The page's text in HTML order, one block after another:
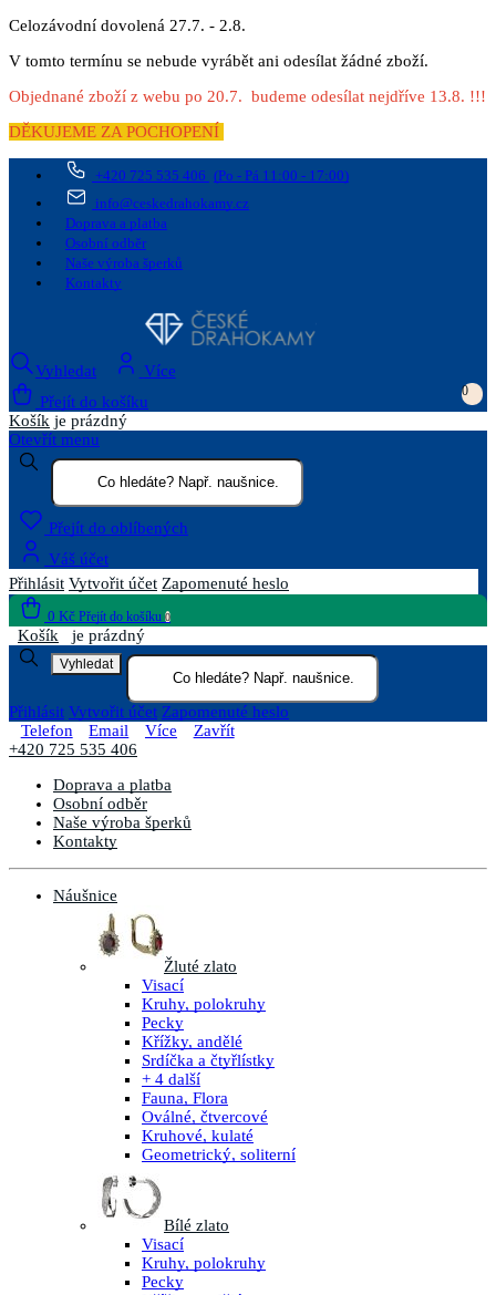
Celozávodní dovolená 27.7. - 2.8.
V tomto termínu se nebude vyrábět ani odesílat žádné zboží.
Objednané zboží z webu po 20.7. budeme odesílat nejdříve 13.8. !!!
DĚKUJEME ZA POCHOPENÍ
+420 725 535 406 (Po - Pá 11:00 - 17:00)
info@ceskedrahokamy.cz
Doprava a platba
Osobní odběr
Naše výroba šperků
Kontakty
Vyhledat
Více
Přejít do košíku
0
Košík je prázdný
Otevřít menu
Přejít do oblíbených
Váš účet
Přihlásit Vytvořit účet Zapomenuté heslo
0 Kč Přejít do košíku 0
Košík je prázdný
Vyhledat
Přihlásit Vytvořit účet Zapomenuté heslo
Telefon
Email Více
Zavřít
+420 725 535 406
Doprava a platba
Osobní odběr
Naše výroba šperků
Kontakty
Náušnice
Žluté zlato
Visací
Kruhy, polokruhy
Pecky
Křížky, andělé
Srdíčka a čtyřlístky
+ 4 další
Fauna, Flora
Oválné, čtvercové
Kruhové, kulaté
Geometrický, soliterní
Bílé zlato
Visací
Kruhy, polokruhy
Pecky